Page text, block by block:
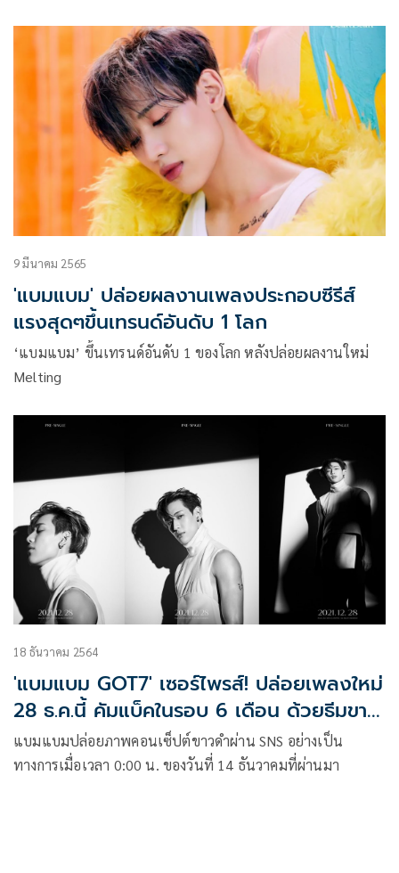
9 มีนาคม 2565
'แบมแบม' ปล่อยผลงานเพลงประกอบซีรีส์
แรงสุดๆขึ้นเทรนด์อันดับ 1 โลก
‘แบมแบม’ ขึ้นเทรนด์อันดับ 1 ของโลก หลังปล่อยผลงานใหม่
Melting
18 ธันวาคม 2564
'แบมแบม GOT7' เซอร์ไพรส์! ปล่อยเพลงใหม่
28 ธ.ค.นี้ คัมแบ็คในรอบ 6 เดือน ด้วยธีมขาว
ดำ
แบมแบมปล่อยภาพคอนเซ็ปต์ขาวดำผ่าน SNS อย่างเป็น
ทางการเมื่อเวลา 0:00 น. ของวันที่ 14 ธันวาคมที่ผ่านมา